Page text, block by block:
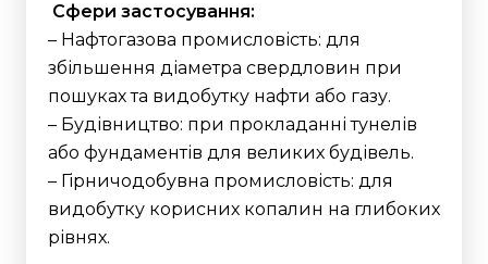
Сфери застосування:
– Нафтогазова промисловість: для
збільшення діаметра свердловин при
пошуках та видобутку нафти або газу.
– Будівництво: при прокладанні тунелів
або фундаментів для великих будівель.
– Гірничодобувна промисловість: для
видобутку корисних копалин на глибоких
рівнях.